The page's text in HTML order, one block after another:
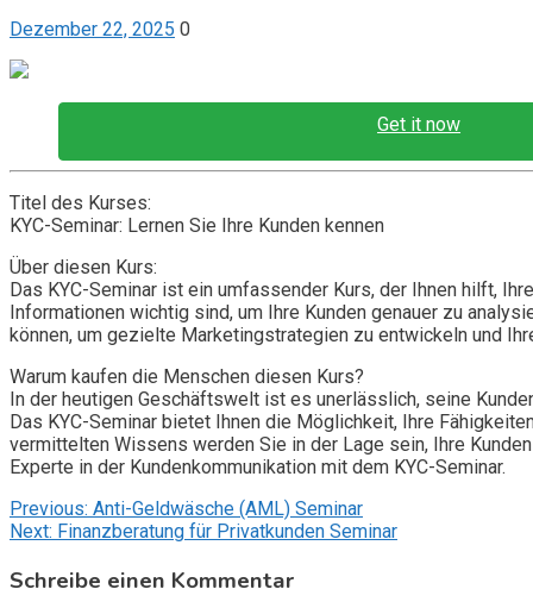
Dezember 22, 2025 0
Get it now
Titel des Kurses:
KYC-Seminar: Lernen Sie Ihre Kunden kennen
Über diesen Kurs:
Das KYC-Seminar ist ein umfassender Kurs, der Ihnen hilft,
Informationen wichtig sind, um Ihre Kunden genauer zu
können, um gezielte Marketingstrategien zu entwickeln und
Warum kaufen die Menschen diesen Kurs?
In der heutigen Geschäftswelt ist es unerlässlich, seine
Das KYC-Seminar bietet Ihnen die Möglichkeit, Ihre
vermittelten Wissens werden Sie in der Lage sein, Ihre
Experte in der Kundenkommunikation mit dem KYC-Seminar.
Beitragsnavigation
Previous: Anti-Geldwäsche (AML) Seminar
Next: Finanzberatung für Privatkunden Seminar
Schreibe einen Kommentar